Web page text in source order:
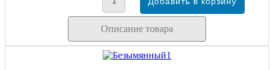
Описание товара